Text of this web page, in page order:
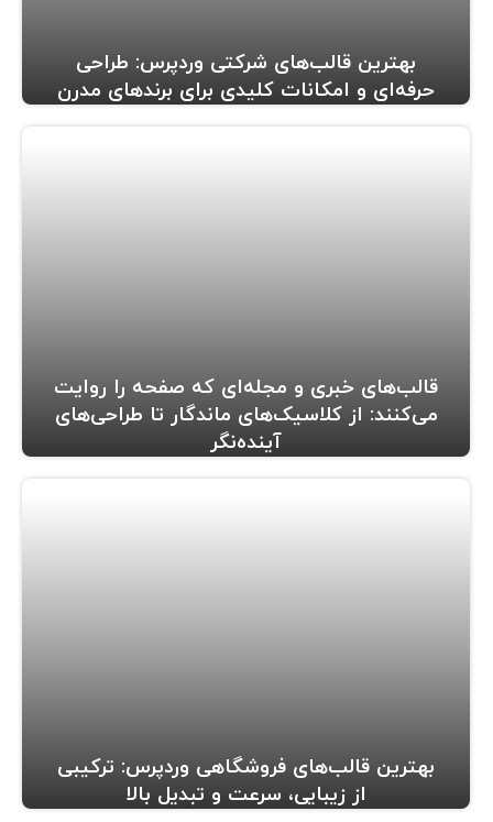
بهترین قالب‌های شرکتی وردپرس: طراحی
حرفه‌ای و امکانات کلیدی برای برندهای مدرن
قالب‌های خبری و مجله‌ای که صفحه را روایت
می‌کنند: از کلاسیک‌های ماندگار تا طراحی‌های
آینده‌نگر
بهترین قالب‌های فروشگاهی وردپرس: ترکیبی
از زیبایی، سرعت و تبدیل بالا